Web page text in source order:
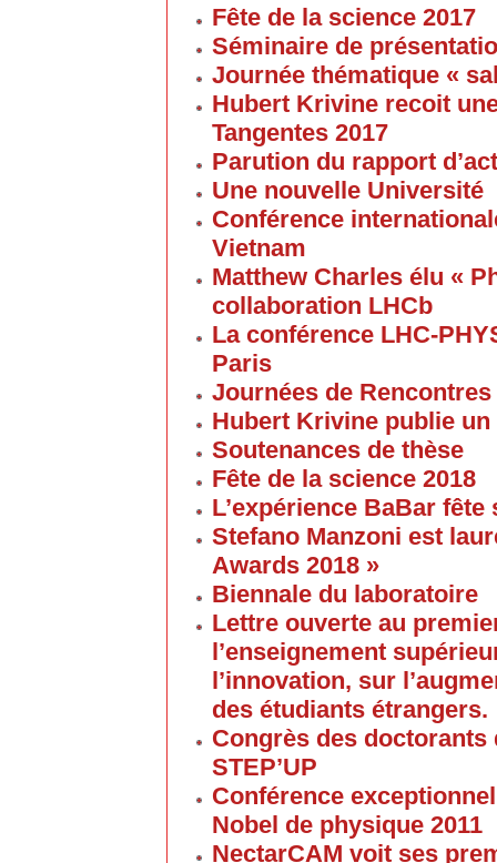
Fête de la science 2017
Séminaire de
Journée thématique «
Hubert Krivine recoit
Tangentes 2017
Parution du rapport
Une nouvelle Université
Conférence
Vietnam
Matthew Charles élu «
collaboration LHCb
La conférence LHC-
Paris
Journées de
Hubert Krivine publie
Soutenances de thèse
Fête de la science 2018
L’expérience BaBar fête
Stefano Manzoni est
Awards 2018 »
Biennale du laboratoire
Lettre ouverte au
l’enseignement
l’innovation, sur
des étudiants étrangers.
Congrès des doctorants
STEP’UP
Conférence
Nobel de physique 2011
NectarCAM voit ses